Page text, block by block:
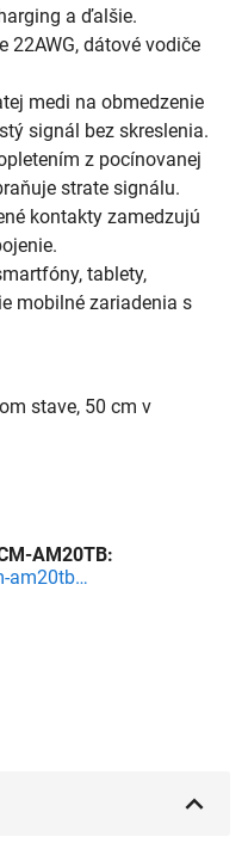
a ďalšie.
22AWG, dátové vodiče
medi na obmedzenie
signál bez skreslenia.
z pocínovanej
strate signálu.
kontakty zamedzujú
tablety,
mobilné zariadenia s
stave, 50 cm v
AM20TB:
www.axagon.eu/produkty/bucm-am20tb?ami=72